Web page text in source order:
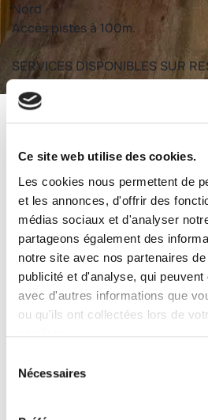
Ce site web utilise des cookies.
Les cookies nous permettent de
et les annonces, d'offrir des
médias sociaux et d'analyser
partageons également des
notre site avec nos partenaires
publicité et d'analyse, qui
avec d'autres informations que
ou qu'ils ont collectées lors de
Nécessaires
Nord
Accès pistes à 100m.
SERVICES DISPONIBLES SUR
de fin de séjour, linge (lit,
para-hôteliers et autres
disponibilité).
(x2), hotte, mini four, micro-
lave-vaisselle, cafetière,
Séjour : canapé, télévision
Salle de bains : lavabo,
Mezzanine : accès par escalier
adapté aux jeunes enfants et